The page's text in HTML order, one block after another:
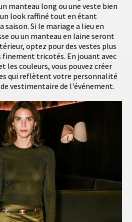
manteau long ou une veste bien
look raffiné tout en étant
Si le mariage a lieu en
ou un manteau en laine seront
optez pour des vestes plus
finement tricotés. En jouant avec
les couleurs, vous pouvez créer
qui reflètent votre personnalité
vestimentaire de l'événement.